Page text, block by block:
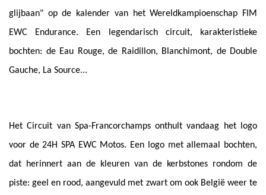
glijbaan" op de kalender van het Wereldkampioenschap FIM
EWC Endurance. Een legendarisch circuit, karakteristieke
bochten: de Eau Rouge, de Raidillon, Blanchimont, de Double
Gauche, La Source...
Het Circuit van Spa-Francorchamps onthult vandaag het logo
voor de 24H SPA EWC Motos. Een logo met allemaal bochten,
dat herinnert aan de kleuren van de kerbstones rondom de
piste: geel en rood, aangevuld met zwart om ook België weer te